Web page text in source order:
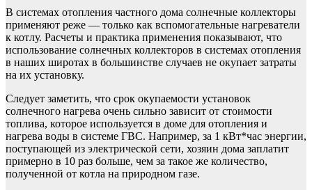
В системах отопления частного дома солнечные коллекторы
применяют реже — только как вспомогательные нагреватели
к котлу. Расчеты и практика применения показывают, что
использование солнечных коллекторов в системах отопления
в наших широтах в большинстве случаев не окупает затраты
на их установку.
Следует заметить, что срок окупаемости установок
солнечного нагрева очень сильно зависит от стоимости
топлива, которое используется в доме для отопления и
нагрева воды в системе ГВС. Например, за 1 кВт*час энергии,
поступающей из электрической сети, хозяин дома заплатит
примерно в 10 раз больше, чем за такое же количество,
полученной от котла на природном газе.